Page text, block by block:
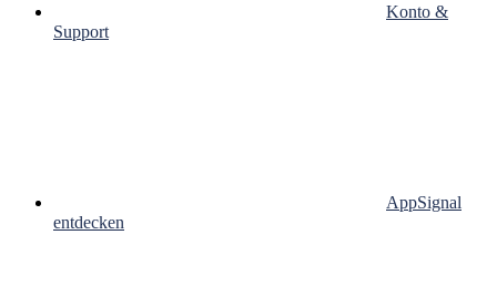
Konto &
Support
AppSignal
entdecken